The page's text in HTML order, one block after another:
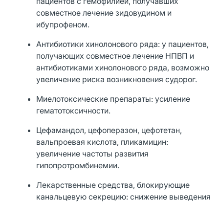
совместное лечение зидовудином и
ибупрофеном.
Антибиотики хинолонового ряда: у пациентов,
получающих совместное лечение НПВП и
антибиотиками хинолонового ряда, возможно
увеличение риска возникновения судорог.
Миелотоксические препараты: усиление
гематотоксичности.
Цефамандол, цефоперазон, цефотетан,
вальпроевая кислота, пликамицин:
увеличение частоты развития
гипопротромбинемии.
Лекарственные средства, блокирующие
канальцевую секрецию: снижение выведения